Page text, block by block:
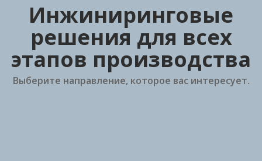
Инжиниринговые
решения для всех
этапов производства
Выберите направление, которое вас интересует.